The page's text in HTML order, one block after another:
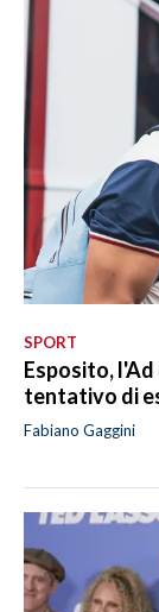
SPORT
Esposito,
tentativo di
Fabiano Gaggini